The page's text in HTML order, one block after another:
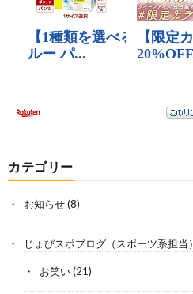
カテゴリー
お知らせ(8)
じょびスポブログ（スポーツ系担当）
お笑い(21)